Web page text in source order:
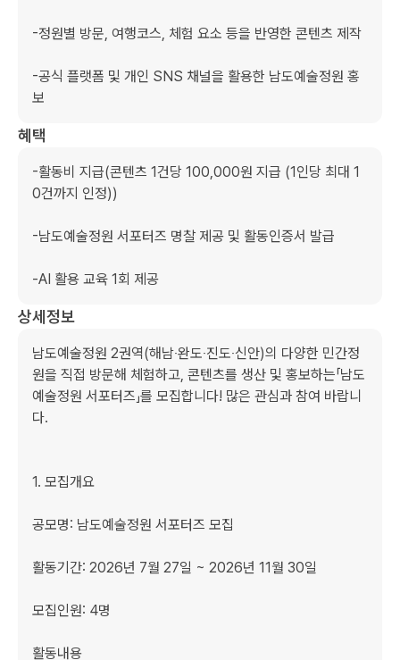
-정원별 방문, 여행코스, 체험 요소 등을 반영한 콘텐츠 제작
-공식 플랫폼 및 개인 SNS 채널을 활용한 남도예술정원 홍
보
혜택
-활동비 지급(콘텐츠 1건당 100,000원 지급 (1인당 최대 1
0건까지 인정))
-남도예술정원 서포터즈 명찰 제공 및 활동인증서 발급
-AI 활용 교육 1회 제공
상세정보
남도예술정원 2권역(해남‧완도‧진도‧신안)의 다양한 민간정
원을 직접 방문해 체험하고, 콘텐츠를 생산 및 홍보하는「남도
예술정원 서포터즈」를 모집합니다! 많은 관심과 참여 바랍니
다.
1. 모집개요
공모명: 남도예술정원 서포터즈 모집
​활동기간: 2026년 7월 27일 ~ 2026년 11월 30일
모집인원: 4명
활동내용